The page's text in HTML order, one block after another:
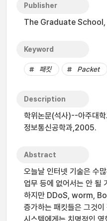
Publisher
The Graduate
Keyword
패킷 Packet
Description
학위논문(석사)--아주대
정보통신공학과,2005.
Abstract
오늘날 인터넷 기술은 수
업무 등에 없어서는 안 될
하지만 DDoS, worm,
증가하는 패킷들은 그것